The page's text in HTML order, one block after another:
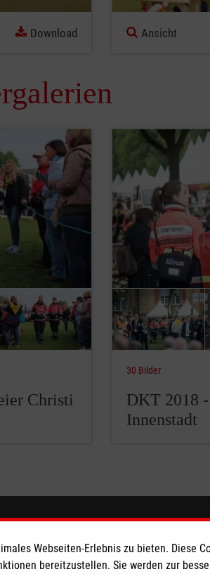
Download Ansicht
Christi
30 Bilder
DKT 2018
Innenstadt
Nutzungsbedingungen
Webseiten-Erlebnis zu bieten. Diese
bereitzustellen. Sie werden zur